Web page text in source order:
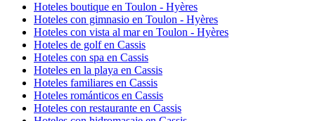
Hoteles boutique en Toulon - Hyères
Hoteles con gimnasio en Toulon - Hyères
Hoteles con vista al mar en Toulon - Hyères
Hoteles de golf en Cassis
Hoteles con spa en Cassis
Hoteles en la playa en Cassis
Hoteles familiares en Cassis
Hoteles románticos en Cassis
Hoteles con restaurante en Cassis